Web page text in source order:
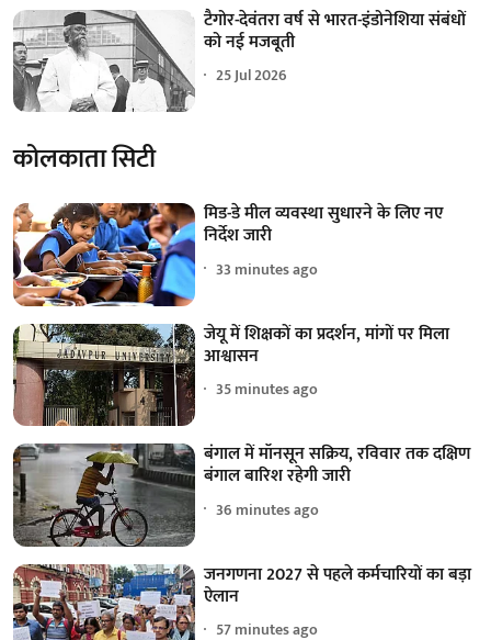
टैगोर-देवंतरा वर्ष से भारत-इंडोनेशिया संबंधों
को नई मजबूती
25 Jul 2026
कोलकाता सिटी
मिड-डे मील व्यवस्था सुधारने के लिए नए
निर्देश जारी
33 minutes ago
जेयू में शिक्षकों का प्रदर्शन, मांगों पर मिला
आश्वासन
35 minutes ago
बंगाल में मॉनसून सक्रिय, रविवार तक दक्षिण
बंगाल बारिश रहेगी जारी
36 minutes ago
जनगणना 2027 से पहले कर्मचारियों का बड़ा
ऐलान
57 minutes ago